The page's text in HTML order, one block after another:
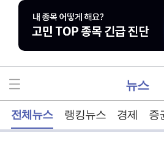
뉴스
전체뉴스 랭킹뉴스 경제 증